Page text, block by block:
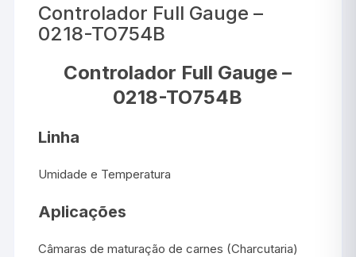
Controlador Full Gauge –
0218-TO754B
Controlador Full Gauge –
0218-TO754B
Linha
Umidade e Temperatura
Aplicações
Câmaras de maturação de carnes (Charcutaria)